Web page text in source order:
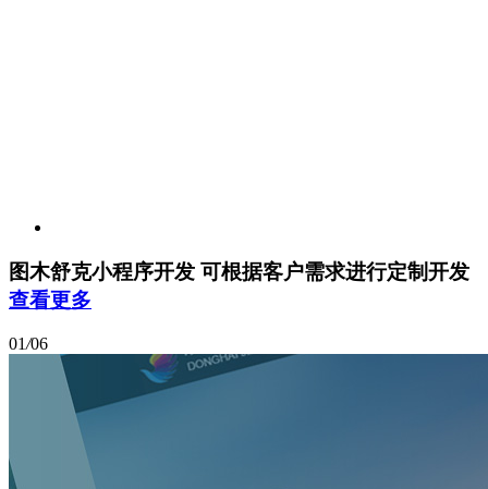
图木舒克小程序开发 可根据客户需求进行定制开发
查看更多
01/06